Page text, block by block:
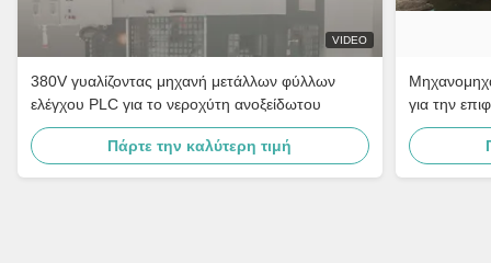
VIDEO
380V γυαλίζοντας μηχανή μετάλλων φύλλων
ελέγχου PLC για το νεροχύτη ανοξείδωτου
Πάρτε την καλύτερη τιμή
για την